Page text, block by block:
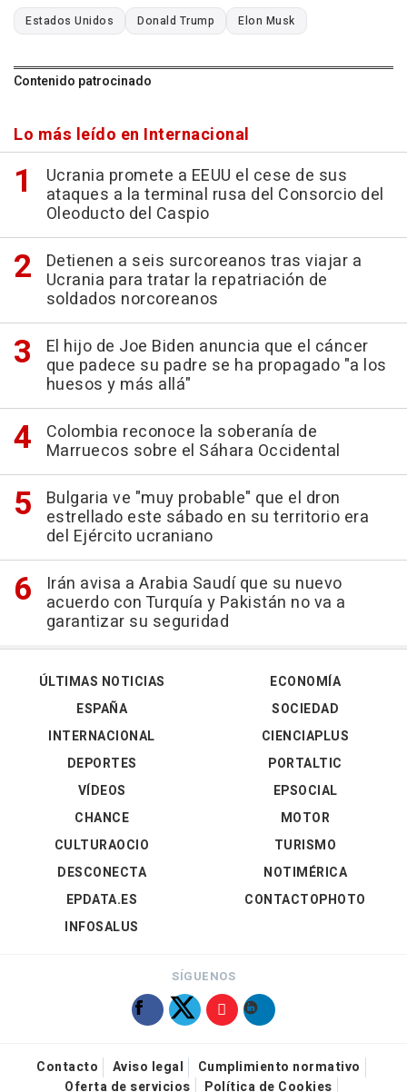
Estados Unidos Donald Trump Elon Musk
Contenido patrocinado
Lo más leído en Internacional
Ucrania promete a EEUU el cese de sus
ataques a la terminal rusa del Consorcio del
Oleoducto del Caspio
Detienen a seis surcoreanos tras viajar a
Ucrania para tratar la repatriación de
soldados norcoreanos
El hijo de Joe Biden anuncia que el cáncer
que padece su padre se ha propagado "a los
huesos y más allá"
Colombia reconoce la soberanía de
Marruecos sobre el Sáhara Occidental
Bulgaria ve "muy probable" que el dron
estrellado este sábado en su territorio era
del Ejército ucraniano
Irán avisa a Arabia Saudí que su nuevo
acuerdo con Turquía y Pakistán no va a
garantizar su seguridad
ÚLTIMAS NOTICIAS
ESPAÑA
INTERNACIONAL
DEPORTES
VÍDEOS
ECONOMÍA
SOCIEDAD
CIENCIAPLUS
PORTALTIC
EPSOCIAL
CHANCE
CULTURAOCIO
DESCONECTA
EPDATA.ES
INFOSALUS
MOTOR
TURISMO
NOTIMÉRICA
CONTACTOPHOTO
SÍGUENOS
Contacto Aviso legal
Cumplimiento normativo
Oferta de servicios
Política de Cookies